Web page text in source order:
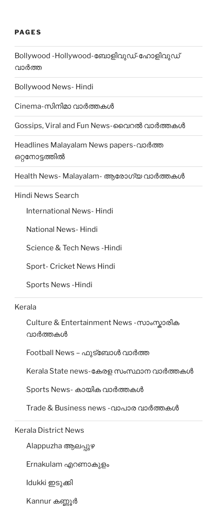
PAGES
Bollywood -Hollywood-ബോളിവുഡ്-ഹോളിവുഡ്
വാർത്ത
Bollywood News- Hindi
Cinema-സിനിമാ വാർത്തകൾ
Gossips, Viral and Fun News-വൈറൽ വാർത്തകൾ
Headlines Malayalam News papers-വാർത്ത
ഒറ്റനോട്ടത്തിൽ
Health News- Malayalam- ആരോഗ്യ വാർത്തകൾ
Hindi News Search
International News- Hindi
National News- Hindi
Science & Tech News -Hindi
Sport- Cricket News Hindi
Sports News -Hindi
Kerala
Culture & Entertainment News -സാംസ്കാരിക
വാർത്തകൾ
Football News – ഫുട്ബോൾ വാർത്ത
Kerala State news-കേരള സംസ്ഥാന വാർത്തകൾ
Sports News- കായിക വാർത്തകൾ
Trade & Business news -വാപാര വാർത്തകൾ
Kerala District News
Alappuzha ആലപ്പുഴ
Ernakulam എറണാകുളം
Idukki ഇടുക്കി
Kannur കണ്ണൂര്‍